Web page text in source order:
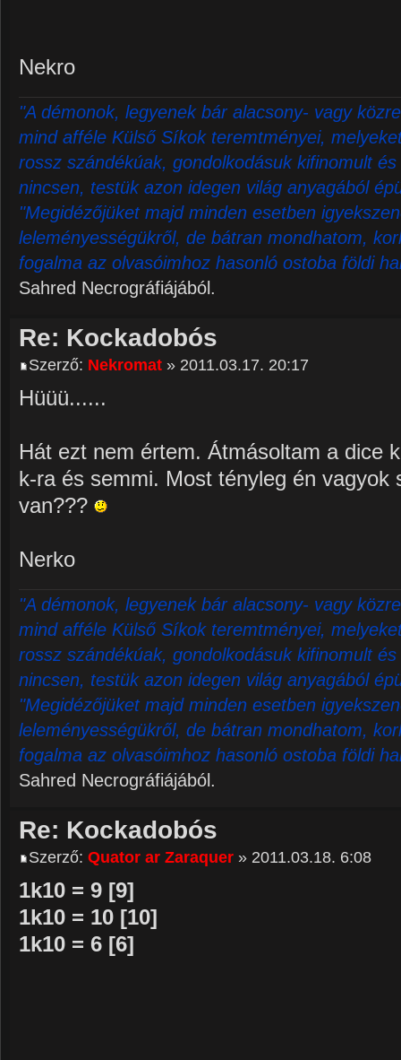
Nekro
"A démonok, legyenek bár alacsony- vagy
mind afféle Külső Síkok teremtményei,
rossz szándékúak, gondolkodásuk kifinomult
nincsen, testük azon idegen világ anyagából
"Megidézőjüket majd minden esetben
leleményességükről, de bátran mondhatom,
fogalma az olvasóimhoz hasonló ostoba földi
Sahred Necrográfiájából.
Re: Kockadobós
Szerző: Nekromat » 2011.03.17. 20:17
Hüüü......
Hát ezt nem értem. Átmásoltam a dice
k-ra és semmi. Most tényleg én vagyok
van???
Nerko
"A démonok, legyenek bár alacsony- vagy
mind afféle Külső Síkok teremtményei,
rossz szándékúak, gondolkodásuk kifinomult
nincsen, testük azon idegen világ anyagából
"Megidézőjüket majd minden esetben
leleményességükről, de bátran mondhatom,
fogalma az olvasóimhoz hasonló ostoba földi
Sahred Necrográfiájából.
Re: Kockadobós
Szerző: Quator ar Zaraquer » 2011.03.18. 6:08
1k10 = 9 [9]
1k10 = 10 [10]
1k10 = 6 [6]